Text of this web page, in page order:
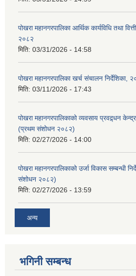
पोखरा महानगरपालिका आर्थिक कार्यविधि तथा
२०८२
मिति: 03/31/2026 - 14:58
पोखरा महानगरपालिका खर्च संचालन
मिति: 03/11/2026 - 17:43
पोखरा महानगरपालिकाको व्यवसाय प्रवद्र्धन
(प्रथम संशोधन २०८२)
मिति: 02/27/2026 - 14:00
पोखरा महानगरपालिकाको उर्जा विकास सम्बन्धी
संशोधन २०८२)
मिति: 02/27/2026 - 13:59
अन्य
भगिनी सम्बन्ध